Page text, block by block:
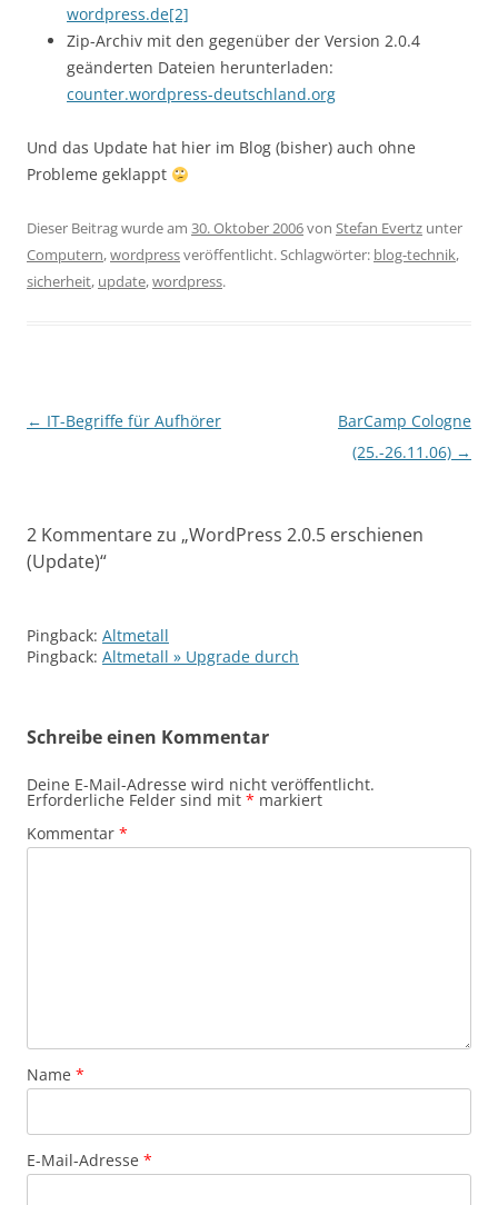
wordpress.de[2]
Zip-Archiv mit den gegenüber der Version 2.0.4
geänderten Dateien herunterladen:
counter.wordpress-deutschland.org
Und das Update hat hier im Blog (bisher) auch ohne
Probleme geklappt
Dieser Beitrag wurde am 30. Oktober 2006von Stefan Evertz unter
Computern,wordpressveröffentlicht. Schlagwörter: blog-technik,
sicherheit, update,wordpress.
Beitragsnavigation
← IT-Begriffe für Aufhörer
BarCamp Cologne
(25.-26.11.06) →
2 Kommentare zu „WordPress 2.0.5 erschienen
(Update)“
Pingback: Altmetall
Pingback: Altmetall » Upgrade durch
Schreibe einen Kommentar
Deine E-Mail-Adresse wird nicht veröffentlicht.
Erforderliche Felder sind mit * markiert
Kommentar *
Name *
E-Mail-Adresse *